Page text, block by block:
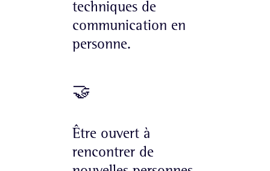
techniques de
communication en
personne.
🤝
Être ouvert à
rencontrer de